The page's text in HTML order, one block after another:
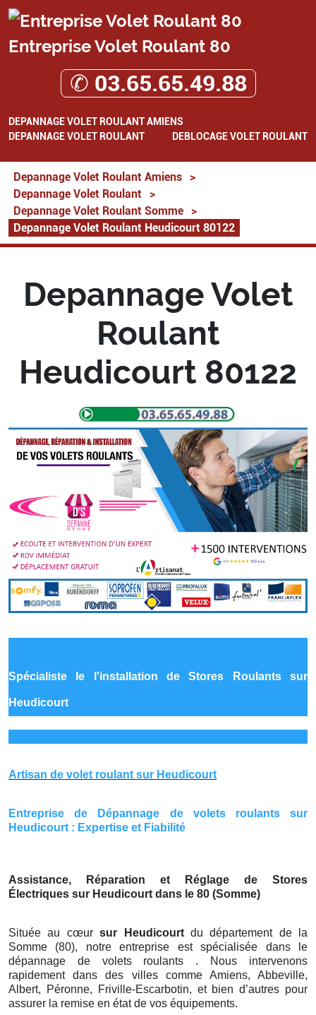
Entreprise Volet Roulant 80
✆ 03.65.65.49.88
DEPANNAGE VOLET ROULANT AMIENS
DEPANNAGE VOLET ROULANT
DEBLOCAGE VOLET ROULANT
Depannage Volet Roulant Amiens
>
Depannage Volet Roulant
>
Depannage Volet Roulant Somme
>
Depannage Volet Roulant Heudicourt 80122
Depannage Volet
Roulant
Heudicourt 80122
Spécialiste le l'installation de Stores Roulants sur
Heudicourt
Artisan de volet roulant sur Heudicourt
Entreprise de Dépannage de volets roulants sur
Heudicourt : Expertise et Fiabilité
Assistance, Réparation et Réglage de Stores
Électriques sur Heudicourt dans le 80 (Somme)
Située au cœursur Heudicourt du département de la
Somme (80), notre entreprise est spécialisée dans le
dépannage de volets roulants . Nous intervenons
rapidement dans des villes comme Amiens, Abbeville,
Albert, Péronne, Friville-Escarbotin, et bien d’autres pour
assurer la remise en état de vos équipements.